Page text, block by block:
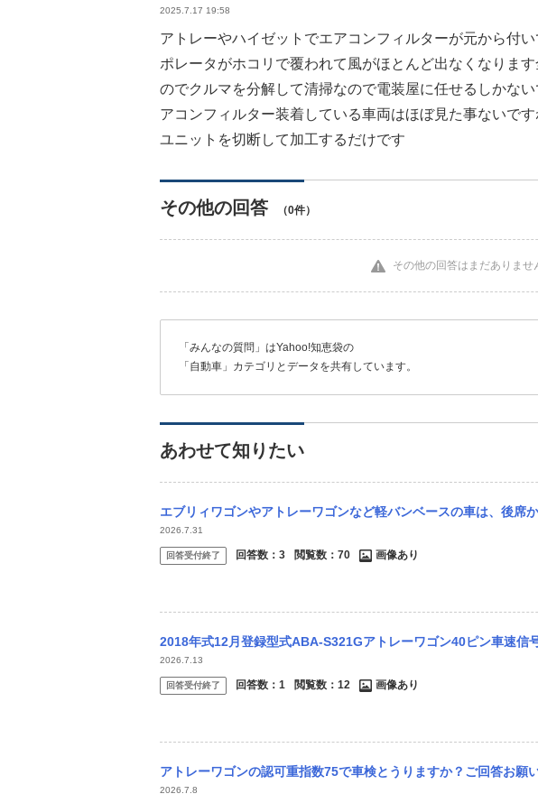
2025.7.17 19:58
アトレーやハイゼットでエアコンフィルターが元から付
ポレータがホコリで覆われて風がほとんど出なくなりま
のでクルマを分解して清掃なので電装屋に任せるしかな
アコンフィルター装着している車両はほぼ見た事ないで
ユニットを切断して加工するだけです
その他の回答 （0件）
その他の回答はまだありませ
「みんなの質問」はYahoo!知恵袋の
「自動車」カテゴリとデータを共有しています。
あわせて知りたい
エブリィワゴンやアトレーワゴンなど軽バンベースの車は、後席からリアガラスまで距離があります。軽自動車は追突されたら後席が危険で
2026.7.31
回答受付終了 回答数： 3 閲覧数： 70 画像あり
2018年式12月登録型式ABA-S321Gアトレーワゴン40ピン車速信号こちらで間違いないで
2026.7.13
回答受付終了 回答数： 1 閲覧数： 12 画像あり
アトレーワゴンの認可重指数75で車検とうりますか？ご回答お願いします。因み型式S３２１Ｇ
2026.7.8